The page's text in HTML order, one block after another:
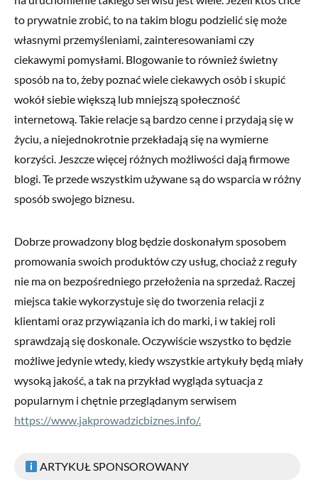
to prywatnie zrobić, to na takim blogu podzielić się może
własnymi przemyśleniami, zainteresowaniami czy
ciekawymi pomysłami. Blogowanie to również świetny
sposób na to, żeby poznać wiele ciekawych osób i skupić
wokół siebie większą lub mniejszą społeczność
internetową. Takie relacje są bardzo cenne i przydają się w
życiu, a niejednokrotnie przekładają się na wymierne
korzyści. Jeszcze więcej różnych możliwości dają firmowe
blogi. Te przede wszystkim używane są do wsparcia w różny
sposób swojego biznesu.
Dobrze prowadzony blog będzie doskonałym sposobem
promowania swoich produktów czy usług, chociaż z reguły
nie ma on bezpośredniego przełożenia na sprzedaż. Raczej
miejsca takie wykorzystuje się do tworzenia relacji z
klientami oraz przywiązania ich do marki, i w takiej roli
sprawdzają się doskonale. Oczywiście wszystko to będzie
możliwe jedynie wtedy, kiedy wszystkie artykuły będą miały
wysoką jakość, a tak na przykład wygląda sytuacja z
popularnym i chętnie przeglądanym serwisem
https://www.jakprowadzicbiznes.info/.
ARTYKUŁ SPONSOROWANY